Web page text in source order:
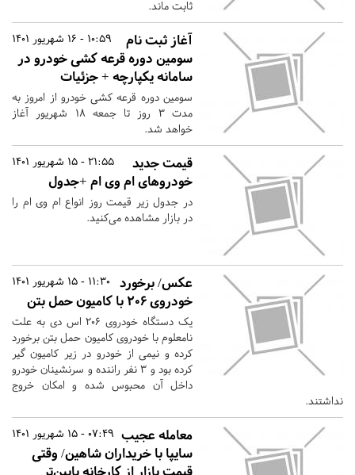
ثابت ماند.
10:59 - 16 شهریور 1401
آغاز ثبت نام
سومین دوره قرعه کشی خودرو در
سامانه یکپارچه + جزئیات
سومین دوره قرعه کشی خودرو از امروز به
مدت ۳ روز تا جمعه ۱۸ شهریور آغاز
خواهد شد.
21:55 - 15 شهریور 1401
قیمت جدید
خودروهای ام وی ام +جدول
در جدول زیر قیمت روز انواع ام وی ام را
در بازار مشاهده می‌کنید.
11:30 - 15 شهریور 1401
عکس/ برخورد
خودروی ۲۰۶ با کامیون حمل بتن
یک دستگاه خودروی ۲۰۶ اس دی به علت
نامعلوم با خودروی کامیون حمل بتن برخورد
کرده و نیمی از خودرو در زیر کامیون گیر
کرده بود و ۳ نفر راننده و سرنشینان خودرو
داخل آن محبوس شده و امکان خروج
نداشتند.
07:49 - 15 شهریور 1401 معامله عجیب
سایپا با خریداران شاهین/ وقتی